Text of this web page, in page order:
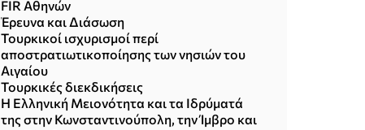
FIR Αθηνών
Έρευνα και Διάσωση
Τουρκικοί ισχυρισμοί περί
αποστρατιωτικοποίησης των νησιών του
Αιγαίου
Τουρκικές διεκδικήσεις
Η Ελληνική Μειονότητα και τα Ιδρύματά
της στην Κωνσταντινούπολη, την Ίμβρο και